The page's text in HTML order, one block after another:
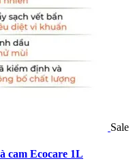
Sale
cam Ecocare 1L